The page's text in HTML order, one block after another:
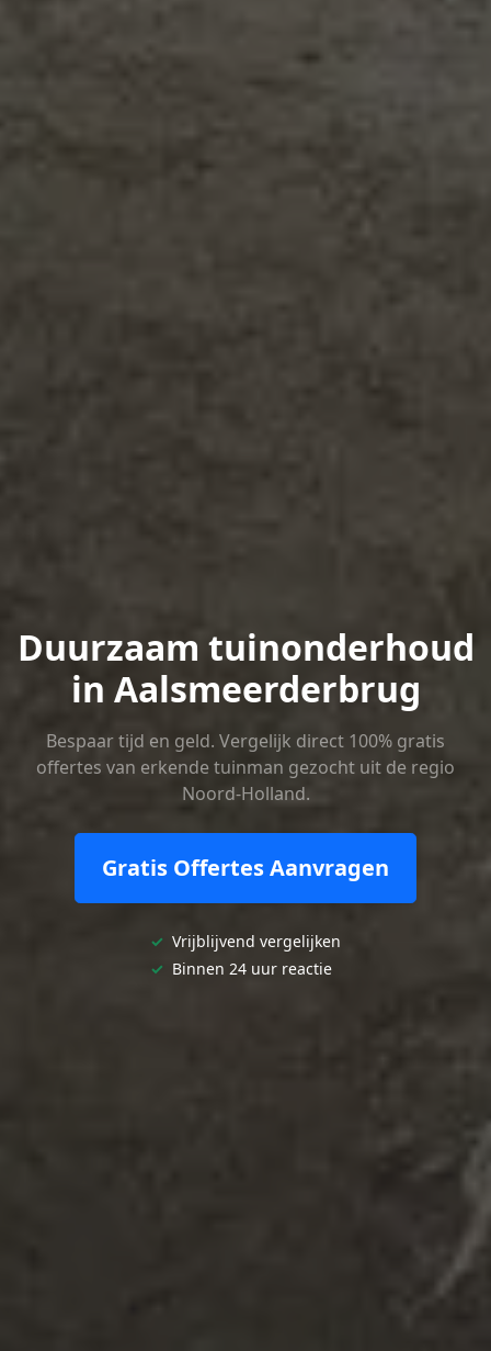
Duurzaam tuinonderhoud
in Aalsmeerderbrug
Bespaar tijd en geld. Vergelijk direct 100% gratis
offertes van erkende tuinman gezocht uit de regio
Noord-Holland.
Gratis Offertes Aanvragen
✓ Vrijblijvend vergelijken
✓ Binnen 24 uur reactie